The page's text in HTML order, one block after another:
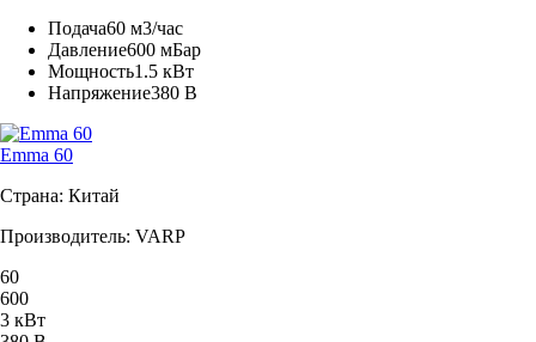
Подача60 м3/час
Давление600 мБар
Мощность1.5 кВт
Напряжение380 В
Emma 60
Страна: Китай
Производитель: VARP
60
600
3 кВт